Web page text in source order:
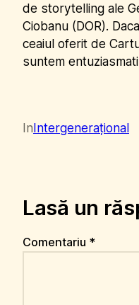
de storytelling ale
Ciobanu (DOR).
ceaiul oferit de
suntem
InIntergenerațional
Lasă un
Comentariu *